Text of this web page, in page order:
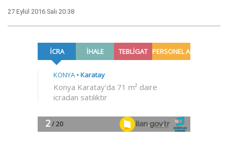
27 Eylül 2016 Salı 20:38